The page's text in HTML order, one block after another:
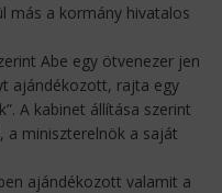
más a kormány hivatalos
Abe egy ötvenezer jen
ajándékozott, rajta egy
A kabinet állítása szerint
a miniszterelnök a saját
ajándékozott valamit a